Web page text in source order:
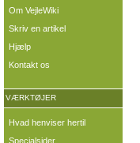
Om VejleWiki
Skriv en artikel
Hjælp
Kontakt os
VÆRKTØJER
Hvad henviser hertil
Specialsider